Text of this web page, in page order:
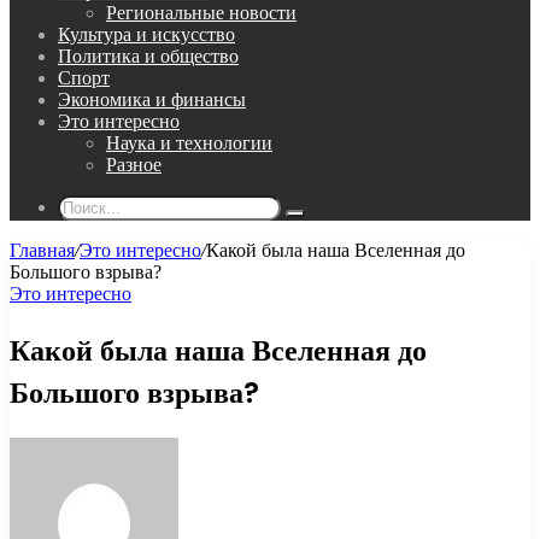
Региональные новости
Культура и искусство
Политика и общество
Спорт
Экономика и финансы
Это интересно
Наука и технологии
Разное
Поиск...
Главная/Это интересно/Какой была наша Вселенная до
Большого взрыва?
Это интересно
Какой была наша Вселенная до
Большого взрыва?